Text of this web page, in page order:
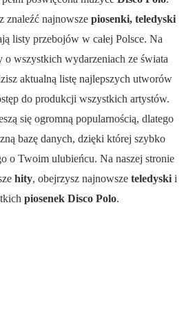
znaleźć najnowsze piosenki, teledyski
listy przebojów w całej Polsce. Na
o wszystkich wydarzeniach ze świata
aktualną listę najlepszych utworów
do produkcji wszystkich artystów.
się ogromną popularnością, dlatego
bazę danych, dzięki której szybko
o Twoim ulubieńcu. Na naszej stronie
hity, obejrzysz najnowsze teledyski i
piosenek Disco Polo.